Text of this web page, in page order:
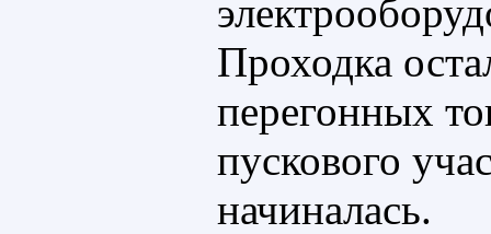
Проходка
перегонных
пускового
начиналась.